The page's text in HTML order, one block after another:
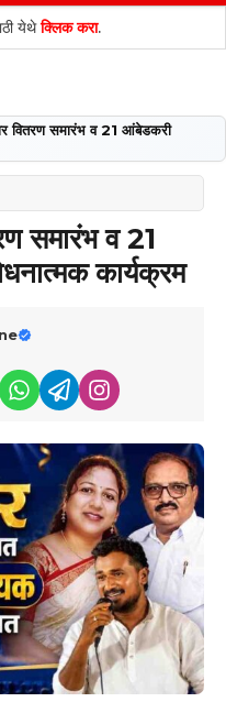
येथेक्लिक करा.
वितरण समारंभ व 21 आंबेडकरी
समारंभ व 21
कार्यक्रम